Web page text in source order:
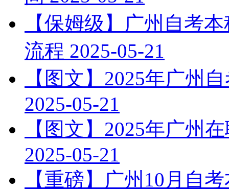
【保姆级】广州自考
流程 2025-05-21
【图文】2025年广州
2025-05-21
【图文】2025年广州
2025-05-21
【重磅】广州10月自